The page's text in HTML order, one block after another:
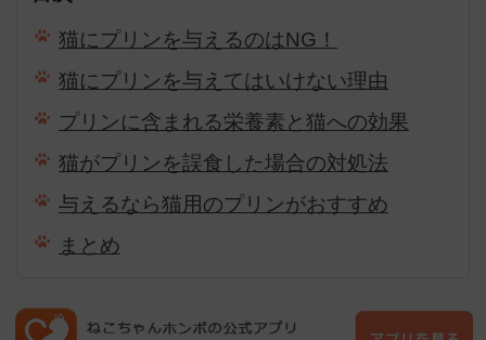
猫にプリンを与えるのはNG！
猫にプリンを与えてはいけない理由
プリンに含まれる栄養素と猫への効果
猫がプリンを誤食した場合の対処法
与えるなら猫用のプリンがおすすめ
まとめ